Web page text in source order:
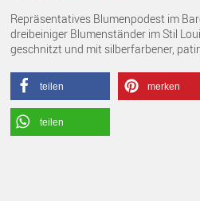
Repräsentatives Blumenpodest im
dreibeiniger Blumenständer im Stil
geschnitzt und mit silberfarbener,
teilen merken
teilen